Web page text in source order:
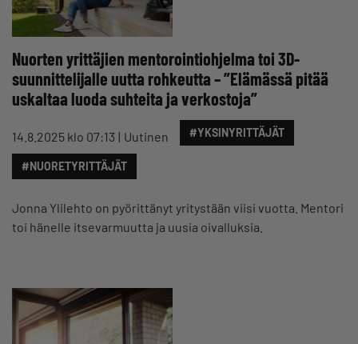
Nuorten yrittäjien mentorointiohjelma toi 3D-
suunnittelijalle uutta rohkeutta – ”Elämässä pitää
uskaltaa luoda suhteita ja verkostoja”
14.8.2025 klo 07:13 Uutinen #YKSINYRITTÄJÄT
#NUORETYRITTÄJÄT
Jonna Ylilehto on pyörittänyt yritystään viisi vuotta. Mentori
toi hänelle itsevarmuutta ja uusia oivalluksia.